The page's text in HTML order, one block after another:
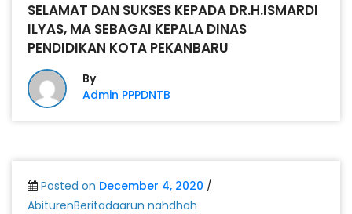
SELAMAT DAN SUKSES KEPADA DR.H.ISMARDI
ILYAS, MA SEBAGAI KEPALA DINAS
PENDIDIKAN KOTA PEKANBARU
By
Admin PPPDNTB
Posted on December 4, 2020 /
AbiturenBeritadaarun nahdhah